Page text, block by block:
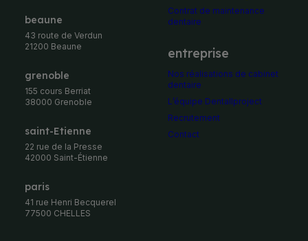
Beaune
43 route de Verdun
21200 Beaune
Grenoble
155 cours Berriat
38000 Grenoble
Saint-Etienne
22 rue de la Presse
42000 Saint-Étienne
Paris
41 rue Henri Becquerel
77500 CHELLES
Contrat de maintenance
dentaire
entreprise
Nos réalisations de cabinet
dentaire
L’équipe Dentallproject
Recrutement
Contact